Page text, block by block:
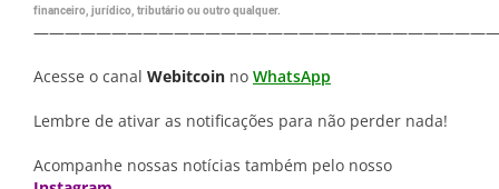
financeiro, jurídico, tributário ou outro qualquer.
Acesse o canal Webitcoin no WhatsApp
Lembre de ativar as notificações para não perder nada!
Acompanhe nossas notícias também pelo nosso